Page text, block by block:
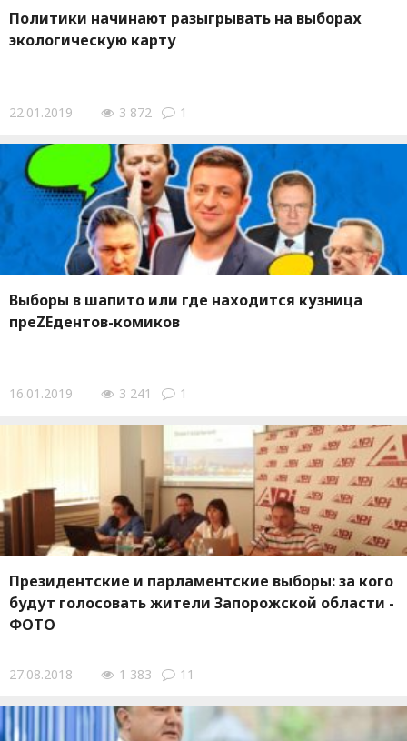
Политики начинают разыгрывать на выборах
экологическую карту
22.01.2019 3 872 1
Выборы в шапито или где находится кузница
преZEдентов-комиков
16.01.2019 3 241 1
Президентские и парламентские выборы: за кого
будут голосовать жители Запорожской области -
ФОТО
27.08.2018 1 383 11